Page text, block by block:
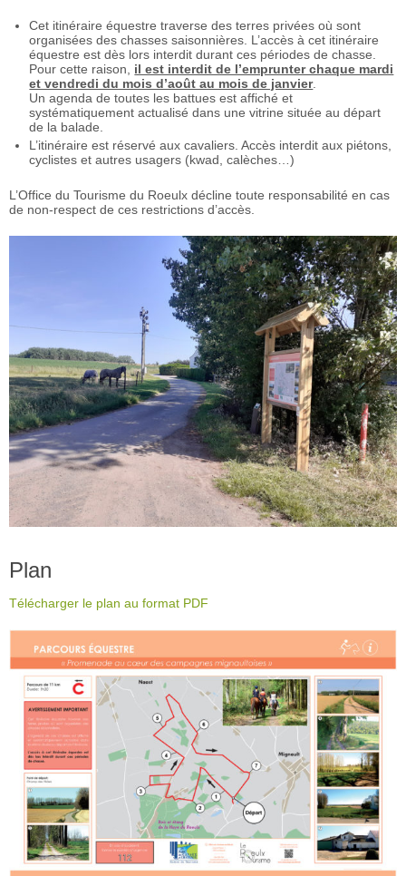
Cet itinéraire équestre traverse des terres privées où sont
organisées des chasses saisonnières. L’accès à cet itinéraire
équestre est dès lors interdit durant ces périodes de chasse.
Pour cette raison, il est interdit de l’emprunter chaque mardi
et vendredi du mois d’août au mois de janvier.
Un agenda de toutes les battues est affiché et
systématiquement actualisé dans une vitrine située au départ
de la balade.
L’itinéraire est réservé aux cavaliers. Accès interdit aux piétons,
cyclistes et autres usagers (kwad, calèches…)
L’Office du Tourisme du Roeulx décline toute responsabilité en cas
de non-respect de ces restrictions d’accès.
Plan
Télécharger le plan au format PDF